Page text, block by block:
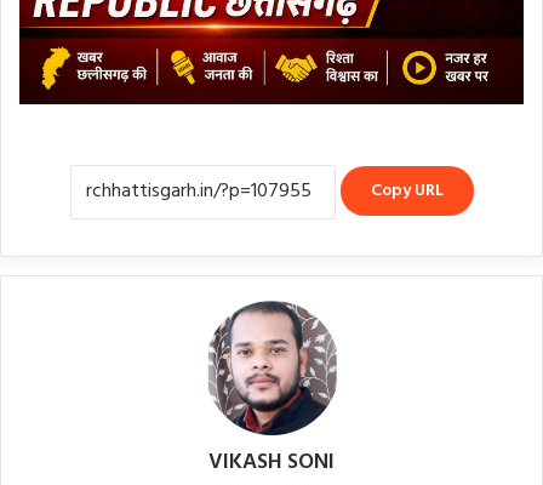
Copy URL
VIKASH SONI